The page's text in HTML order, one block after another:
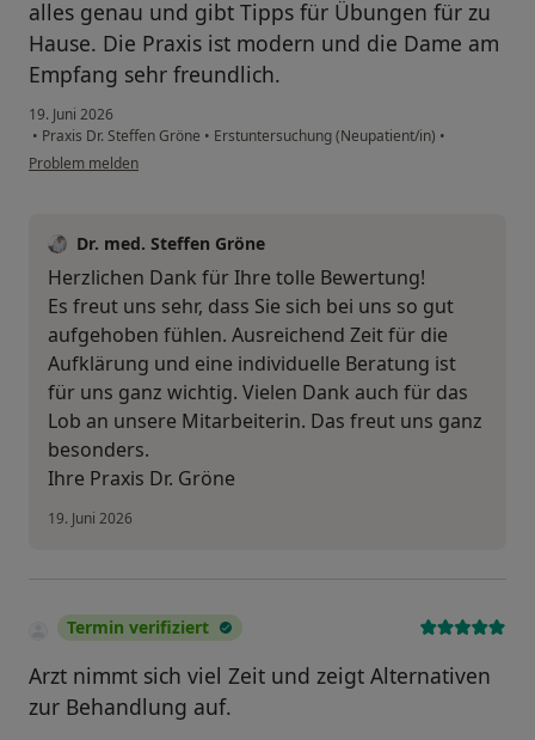
alles genau und gibt Tipps für Übungen für zu
Hause. Die Praxis ist modern und die Dame am
Empfang sehr freundlich.
19. Juni 2026
• Praxis Dr. Steffen Gröne • Erstuntersuchung (Neupatient/in) •
Problem melden
Dr. med. Steffen Gröne
Herzlichen Dank für Ihre tolle Bewertung!
Es freut uns sehr, dass Sie sich bei uns so gut
aufgehoben fühlen. Ausreichend Zeit für die
Aufklärung und eine individuelle Beratung ist
für uns ganz wichtig. Vielen Dank auch für das
Lob an unsere Mitarbeiterin. Das freut uns ganz
besonders.
Ihre Praxis Dr. Gröne
19. Juni 2026
Termin verifiziert
Arzt nimmt sich viel Zeit und zeigt Alternativen
zur Behandlung auf.